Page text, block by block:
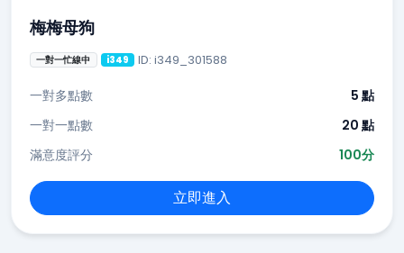
梅梅母狗
一對一忙線中 i349 ID: i349_301588
一對多點數
5 點
一對一點數
20 點
滿意度評分
100分
立即進入